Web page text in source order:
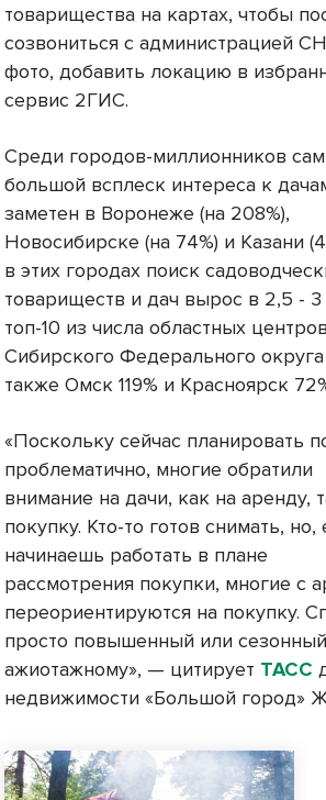
товарищества на картах, чтобы
созвониться с администрацией
фото, добавить локацию в
сервис 2ГИС.
Среди городов-миллионников
большой всплеск интереса к
заметен в Воронеже (на 208%),
Новосибирске (на 74%) и Казани
в этих городах поиск
товариществ и дач вырос в 2,5 - 3
топ-10 из числа областных центров
Сибирского Федерального
также Омск 119% и Красноярск
«Поскольку сейчас планировать
проблематично, многие обратили
внимание на дачи, как на аренду,
покупку. Кто-то готов снимать, но,
начинаешь работать в плане
рассмотрения покупки, многие с
переориентируются на покупку.
просто повышенный или
ажиотажному», — цитирует ТАСС
недвижимости «Большой город»